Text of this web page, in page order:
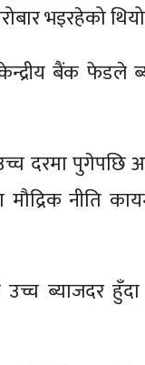
भइरहेको
बैंक फेडले
दरमा पुगेपछि
नीति
उच्च ब्याजदर